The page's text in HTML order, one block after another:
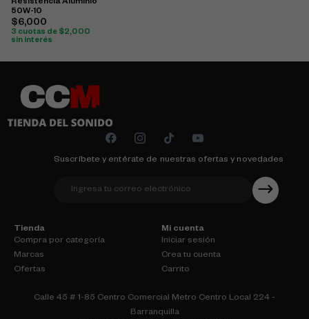
Resistencia Aluminio
50W-10
$6,000
3 cuotas de $2,000
sin interés
Suscríbete y entérate de nuestras ofertas y novedades
Tienda
Compra por categoría
Marcas
Ofertas
Mi cuenta
Iniciar sesión
Crea tu cuenta
Carrito
Calle 45 # 1-85 Centro Comercial Metro Centro Local 224 -
Barranquilla